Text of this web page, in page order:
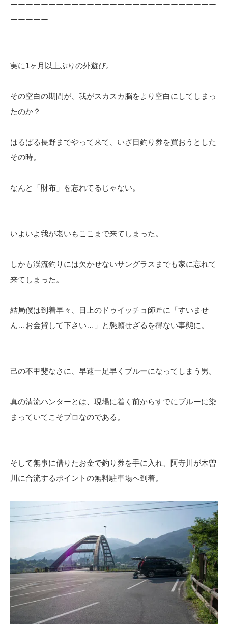
ーーーーーーーーーーーーーーーーーーーーーーーーーーー
ーーーーー
実に1ヶ月以上ぶりの外遊び。
その空白の期間が、我がスカスカ脳をより空白にしてしまっ
たのか？
はるばる長野までやって来て、いざ日釣り券を買おうとした
その時。
なんと「財布」を忘れてるじゃない。
いよいよ我が老いもここまで来てしまった。
しかも渓流釣りには欠かせないサングラスまでも家に忘れて
来てしまった。
結局僕は到着早々、目上のドゥイッチョ師匠に「すいませ
ん…お金貸して下さい…」と懇願せざるを得ない事態に。
己の不甲斐なさに、早速一足早くブルーになってしまう男。
真の清流ハンターとは、現場に着く前からすでにブルーに染
まっていてこそプロなのである。
そして無事に借りたお金で釣り券を手に入れ、阿寺川が木曽
川に合流するポイントの無料駐車場へ到着。